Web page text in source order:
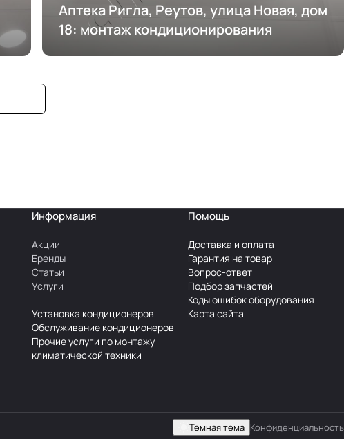
Аптека Ригла, Реутов, улица Новая, дом
18: монтаж кондиционирования
Информация
Акции
Бренды
Статьи
Услуги
Установка кондиционеров
Обслуживание кондиционеров
Прочие услуги по монтажу
климатической техники
Помощь
Доставка и оплата
Гарантия на товар
Вопрос-ответ
Подбор запчастей
Коды ошибок оборудования
Карта сайта
Темная тема Конфиденциальность